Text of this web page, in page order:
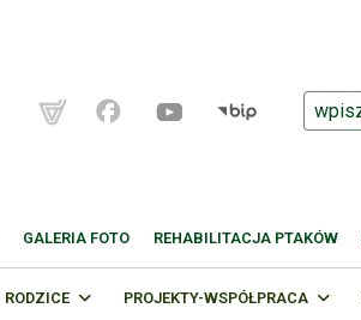
GALERIA FOTO REHABILITACJA PTAKÓW
RODZICE PROJEKTY-WSPÓŁPRACA